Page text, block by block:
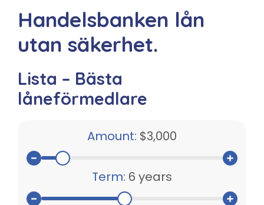
Handelsbanken lån
utan säkerhet.
Lista – Bästa
låneförmedlare
Amount: $3,000
Term: 6 years